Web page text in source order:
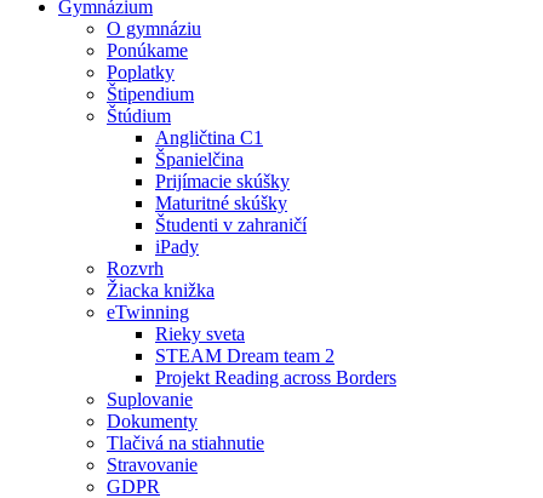
Gymnázium
O gymnáziu
Ponúkame
Poplatky
Štipendium
Štúdium
Angličtina C1
Španielčina
Prijímacie skúšky
Maturitné skúšky
Študenti v zahraničí
iPady
Rozvrh
Žiacka knižka
eTwinning
Rieky sveta
STEAM Dream team 2
Projekt Reading across Borders
Suplovanie
Dokumenty
Tlačivá na stiahnutie
Stravovanie
GDPR